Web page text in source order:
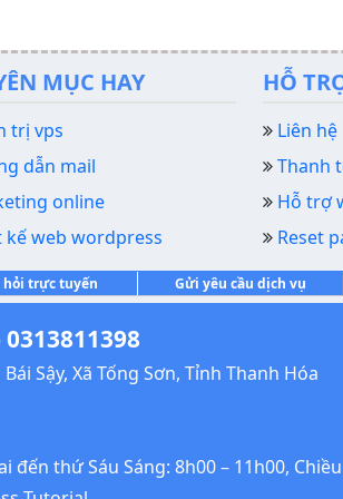
MỤC HAY
trị vps
dẫn mail
online
kế web wordpress
HỖ
Liên hệ
Thanh
Hỗ trợ
Reset
hỏi trực tuyến Gửi yêu cầu dịch vụ
0313811398
Sậy, Xã Tống Sơn, Tỉnh Thanh Hóa
thứ Sáu Sáng: 8h00 – 11h00,